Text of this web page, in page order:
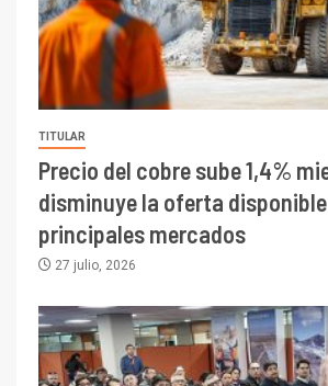
TITULAR
Precio del cobre sube 1,4%
disminuye la oferta
principales mercados
27 julio, 2026